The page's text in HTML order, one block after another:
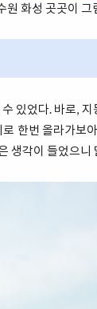
원 화성 곳곳이 그
있었다. 바로,
한번 올라가보
생각이 들었으니